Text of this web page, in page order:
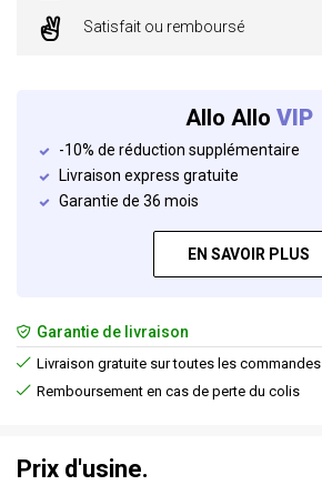
Satisfait ou remboursé
Allo Allo VIP
-10% de réduction supplémentaire
Livraison express gratuite
Garantie de 36 mois
EN SAVOIR PLUS
Garantie de livraison
Livraison gratuite sur toutes les commandes
Remboursement en cas de perte du colis
Prix d'usine.